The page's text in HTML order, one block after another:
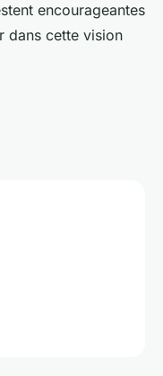
encourageantes
dans cette vision